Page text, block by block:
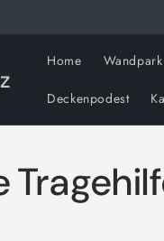
Home Wandpark
Deckenpodest